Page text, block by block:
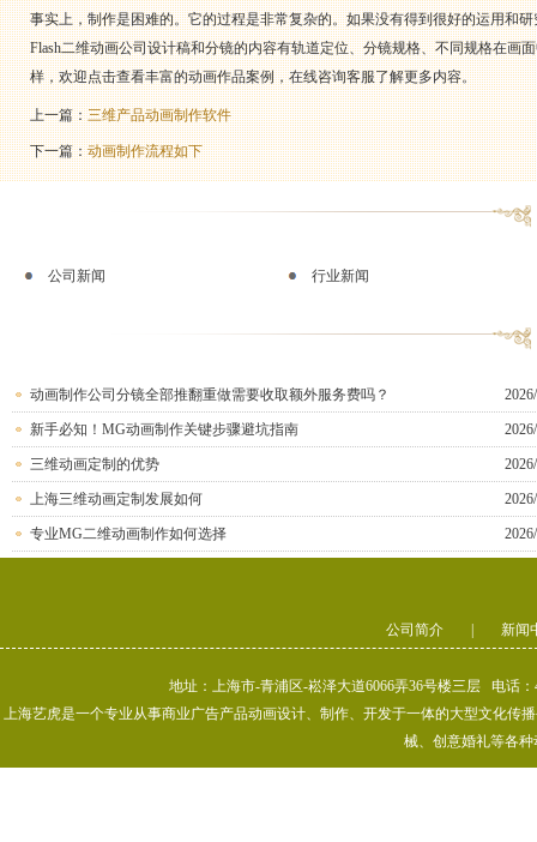
事实上，制作是困难的。它的过程是非常复杂的。如果没有得到很好的运用和
Flash二维动画公司设计稿和分镜的内容有轨道定位、分镜规格、不同规格在画
样，欢迎点击查看丰富的动画作品案例，在线咨询客服了解更多内容。
上一篇：三维产品动画制作软件
下一篇：动画制作流程如下
公司新闻 行业新闻
动画制作公司分镜全部推翻重做需要收取额外服务费吗？
新手必知！MG动画制作关键步骤避坑指南
三维动画定制的优势
上海三维动画定制发展如何
专业MG二维动画制作如何选择
公司简介 新闻
地址：上海市-青浦区-崧泽大道6066弄36号楼三层 电话
上海艺虎是一个专业从事商业广告产品动画设计、制作、开发于一体的大型文化传
械、创意婚礼等各